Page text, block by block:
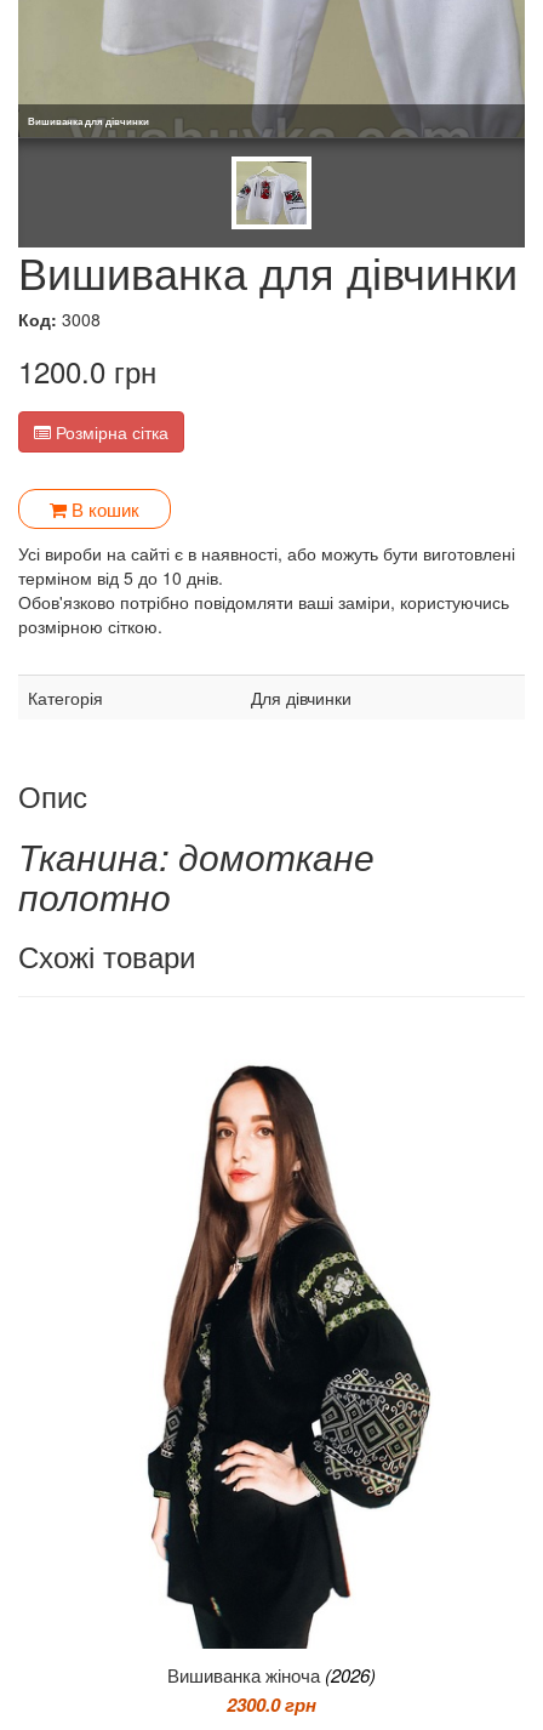
Вишиванка для дівчинки
Вишиванка для дівчинки
Код: 3008
1200.0 грн
Розмірна сітка
В кошик
Усі вироби на сайті є в наявності, або можуть бути виготовлені
терміном від 5 до 10 днів.
Обов'язково потрібно повідомляти ваші заміри, користуючись
розмірною сіткою.
Категорія Для дівчинки
Опис
Тканина: домоткане
полотно
Схожі товари
Вишиванка жіноча (2026)
2300.0 грн